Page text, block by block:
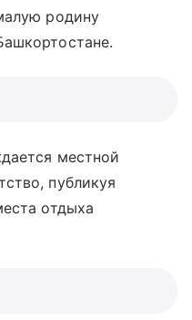
родину
местной
публикуя
отдыха